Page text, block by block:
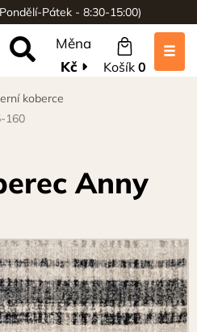
Pátek - 8:30-15:00)
Košík 0
Měna
Kč
koberce
160
Anny